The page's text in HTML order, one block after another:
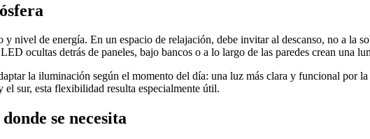
nivel de energía. En un espacio de relajación, debe invitar al descanso, no a la
ocultas detrás de paneles, bajo bancos o a lo largo de las paredes crean una
la iluminación según el momento del día: una luz más clara y funcional por
sur, esta flexibilidad resulta especialmente útil.
se necesita